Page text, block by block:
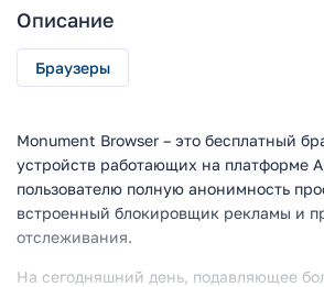
Описание
Браузеры
Monument Browser – это бесплатный
устройств работающих на платформе
пользователю полную анонимность
встроенный блокировщик рекламы и
отслеживания.
На сегодняшний день, подавляющее